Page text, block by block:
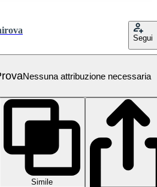
Segui
Nessuna attribuzione necessaria
Simile